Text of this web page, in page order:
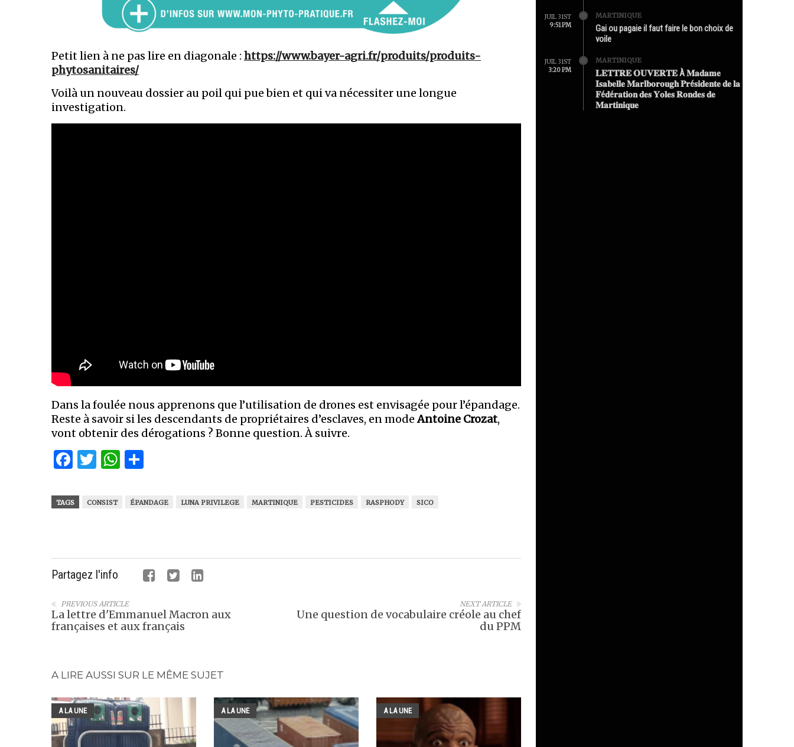
Petit lien à ne pas lire en diagonale : https://www.bayer-agri.fr/produits/produits-
phytosanitaires/
Voilà un nouveau dossier au poil qui pue bien et qui va nécessiter une longue
investigation.
Dans la foulée nous apprenons que l’utilisation de drones est envisagée pour l’épandage.
Reste à savoir si les descendants de propriétaires d’esclaves, en modeAntoine Crozat,
vont obtenir des dérogations ? Bonne question. À suivre.
Facebook
Twitter
WhatsApp
TAGS CONSIST ÉPANDAGE LUNA PRIVILEGE MARTINIQUE PESTICIDES RASPHODY SICO
Partagez l'info
NEXT ARTICLE
Une question de vocabulaire créole au chef
du PPM
PREVIOUS ARTICLE
La lettre d'Emmanuel Macron aux
françaises et aux français
A LIRE AUSSI SUR LE MÊME SUJET
A LA UNE A LA UNE A LA UNE
JUIL 31ST
9:51 PM
MARTINIQUE
Gai ou pagaie il faut faire le bon choix de
voile
JUIL 31ST
3:20 PM
MARTINIQUE
𝐋𝐄𝐓𝐓𝐑𝐄 𝐎𝐔𝐕𝐄𝐑𝐓𝐄 À 𝐌𝐚𝐝𝐚𝐦𝐞
𝐈𝐬𝐚𝐛𝐞𝐥𝐥𝐞 𝐌𝐚𝐫𝐥𝐛𝐨𝐫𝐨𝐮𝐠𝐡 𝐏𝐫é𝐬𝐢𝐝𝐞𝐧𝐭𝐞 𝐝𝐞 𝐥𝐚
𝐅é𝐝é𝐫𝐚𝐭𝐢𝐨𝐧 𝐝𝐞𝐬 𝐘𝐨𝐥𝐞𝐬 𝐑𝐨𝐧𝐝𝐞𝐬 𝐝𝐞
𝐌𝐚𝐫𝐭𝐢𝐧𝐢𝐪𝐮𝐞